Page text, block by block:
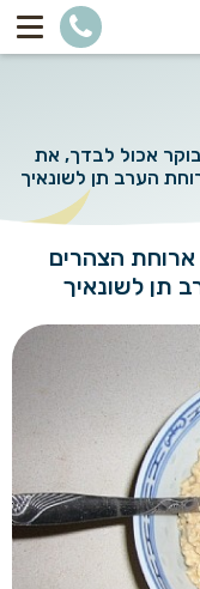
אכול לבדך, את
הערב תן לשונאיך
הצהרים
תן לשונאיך